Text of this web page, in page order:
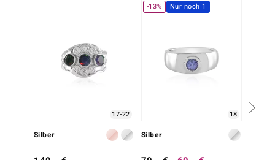
17-22
Silber
-13% Nur noch 1
18
Silber